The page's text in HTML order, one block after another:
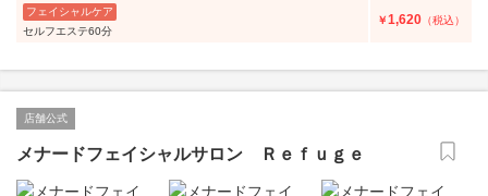
フェイシャルケア
セルフエステ60分
￥1,620 （税込）
店舗公式
メナードフェイシャルサロン Ｒｅｆｕｇｅ